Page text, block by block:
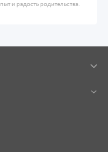
и радость родительства.